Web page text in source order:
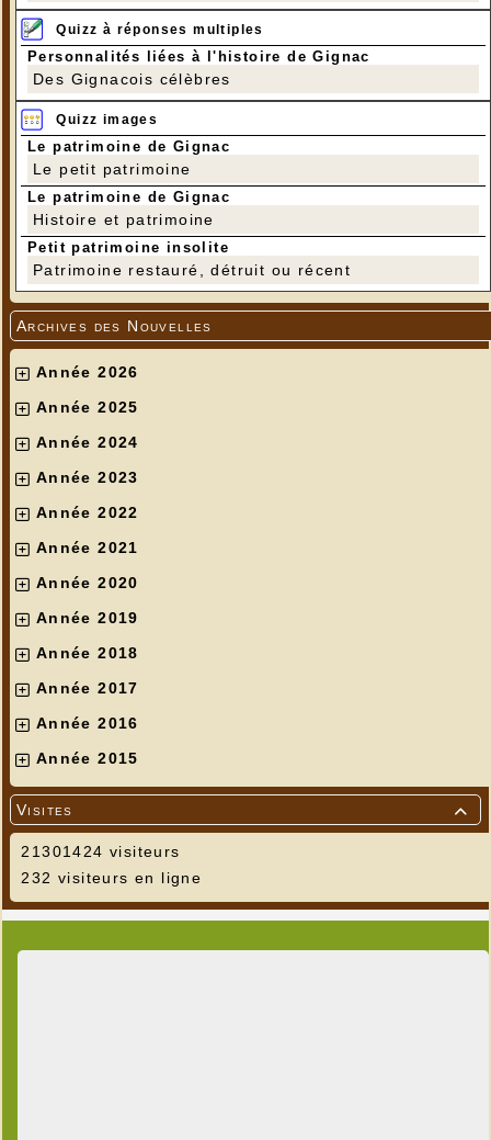
Quizz à réponses multiples
Personnalités liées à l'histoire de Gignac
Des Gignacois célèbres
Quizz images
Le patrimoine de Gignac
Le petit patrimoine
Le patrimoine de Gignac
Histoire et patrimoine
Petit patrimoine insolite
Patrimoine restauré, détruit ou récent
Archives des Nouvelles
Année 2026
Année 2025
Année 2024
Année 2023
Année 2022
Année 2021
Année 2020
Année 2019
Année 2018
Année 2017
Année 2016
Année 2015

Visites
21301424 visiteurs
232 visiteurs en ligne